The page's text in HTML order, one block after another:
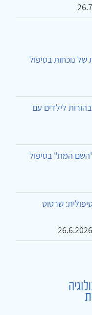
נוכחות בטיפול
לילדים עם
המת" בטיפול
שרטוט
26.6.2026